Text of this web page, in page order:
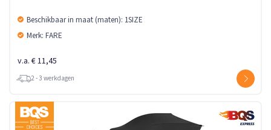
Beschikbaar in maat (maten): 1SIZE
Merk: FARE
v.a. € 11,45
2 - 3 werkdagen